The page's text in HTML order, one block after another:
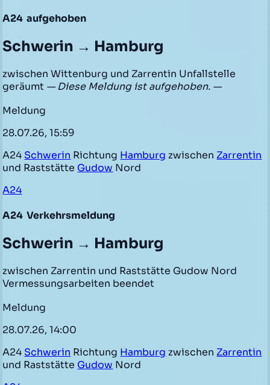
A24 aufgehoben
Schwerin → Hamburg
zwischen Wittenburg und Zarrentin Unfallstelle
geräumt — Diese Meldung ist aufgehoben. —
Meldung
28.07.26, 15:59
A24 Schwerin Richtung Hamburg zwischen Zarrentin
und Raststätte Gudow Nord
A24
A24 Verkehrsmeldung
Schwerin → Hamburg
zwischen Zarrentin und Raststätte Gudow Nord
Vermessungsarbeiten beendet
Meldung
28.07.26, 14:00
A24 Schwerin Richtung Hamburg zwischen Zarrentin
und Raststätte Gudow Nord